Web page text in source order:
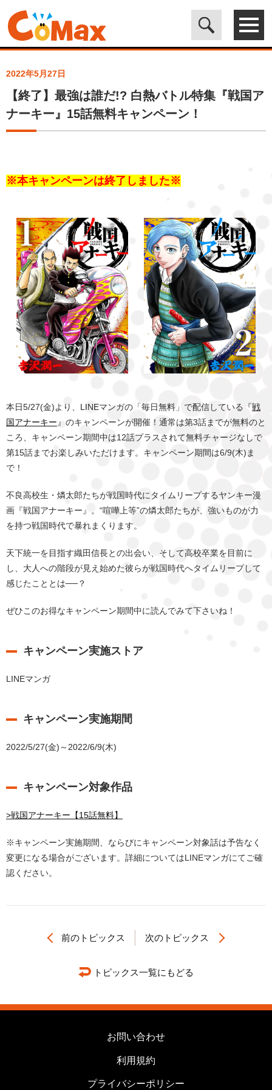
電子書籍マンガ CoMax(コマックス)公式サイト - 株式会社ICE>ト
ピックス> 【終了】最強は誰だ!? 白熱バトル特集『戦国アナーキ
ー』15話無料キャンペーン！
2022年5月27日
【終了】最強は誰だ!? 白熱バトル特集『戦国ア
ナーキー』15話無料キャンペーン！
※本キャンペーンは終了しました※
本日5/27(金)より、LINEマンガの「毎日無料」で配信している『戦
国アナーキー 』のキャンペーンが開催！通常は第3話までが無料のと
ころ、キャンペーン期間中は12話プラスされて無料チャージなしで
第15話までお楽しみいただけます。キャンペーン期間は6/9(木)ま
で！
不良高校生・燐太郎たちが戦国時代にタイムリープするヤンキー漫
画『戦国アナーキー』。“喧嘩上等”の燐太郎たちが、強いものが力
を持つ戦国時代で暴れまくります。
天下統一を目指す織田信長との出会い、そして高校卒業を目前に
し、大人への階段が見え始めた彼らが戦国時代へタイムリープして
感じたこととは──？
ぜひこのお得なキャンペーン期間中に読んでみて下さいね！
キャンペーン実施ストア
LINEマンガ
キャンペーン実施期間
2022/5/27(金)～2022/6/9(木)
キャンペーン対象作品
>戦国アナーキー【15話無料】
※キャンペーン実施期間、ならびにキャンペーン対象話は予告なく
変更になる場合がございます。詳細についてはLINEマンガにてご確
認ください。
前のトピックス 次のトピックス
トピックス一覧にもどる
お問い合わせ
利用規約
プライバシーポリシー